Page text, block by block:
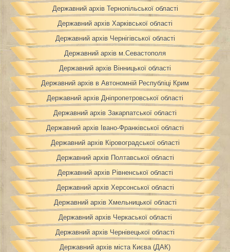
Державний архів Тернопільської області
Державний архів Харківської області
Державний архів Чернігівської області
Державний архів м.Севастополя
Державний архів Вінницької області
Державний архів в Автономній Республіці Крим
Державний архів Дніпропетровської області
Державний архів Закарпатської області
Державний архів Івано-Франківської області
Державний архів Кіровоградської області
Державний архів Полтавської області
Державний архів Рівненської області
Державний архів Херсонської області
Державний архів Хмельницької області
Державний архів Черкаської області
Державний архів Чернівецької області
Державний архів міста Києва (ДАК)